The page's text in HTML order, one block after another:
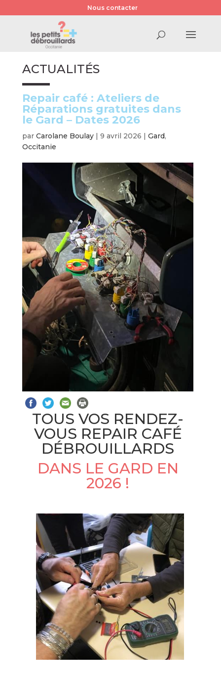
Nous contacter
ACTUALITÉS
Repair café : Ateliers de
Réparations gratuites dans
le Gard – Dates 2026
par Carolane Boulay| 9 avril 2026 | Gard,
Occitanie
TOUS VOS RENDEZ-
VOUS REPAIR CAFÉ
DÉBROUILLARDS
DANS LE GARD EN
2026 !